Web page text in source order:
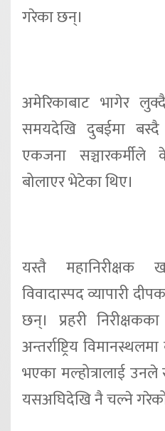
गरेका छन्।
अमेरिकाबाट भागेर
समयदेखि दुबईमा
एकजना
बोलाएर भेटेका थिए।
यस्तै
विवादास्पद व्यापारी
छन्। प्रहरी
अन्तर्राष्ट्रिय
भएका मल्होत्रालाई
यसअघिदेखि नै चल्ने